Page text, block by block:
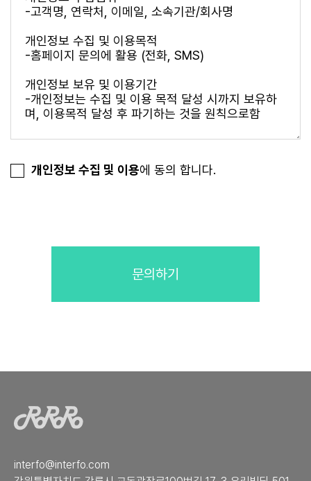
개인정보 수집 및 이용에 동의 합니다.
문의하기
interfo@interfo.com